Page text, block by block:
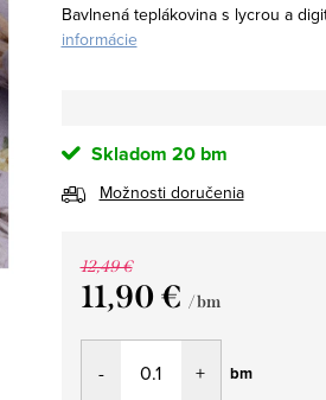
Bavlnená teplákovina s lycrou a
informácie
Skladom 20 bm
Možnosti doručenia
12,49 €
11,90 € / bm
Jednotková
bm